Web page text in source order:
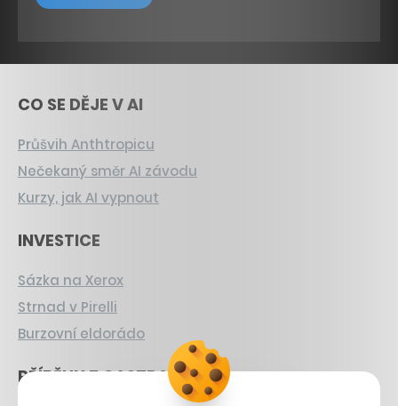
CO SE DĚJE V AI
Průšvih Anthtropicu
Nečekaný směr AI závodu
Kurzy, jak AI vypnout
INVESTICE
Sázka na Xerox
Strnad v Pirelli
Burzovní eldorádo
PŘÍBĚHY Z GASTRA